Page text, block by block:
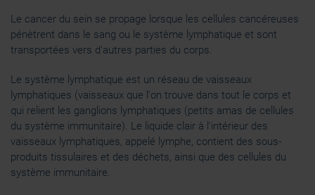
Le cancer du sein se propage lorsque les cellules cancéreuses
pénètrent dans le sang ou le système lymphatique et sont
transportées vers d'autres parties du corps.
Le système lymphatique est un réseau de vaisseaux
lymphatiques (vaisseaux que l'on trouve dans tout le corps et
qui relient les ganglions lymphatiques (petits amas de cellules
du système immunitaire). Le liquide clair à l'intérieur des
vaisseaux lymphatiques, appelé lymphe, contient des sous-
produits tissulaires et des déchets, ainsi que des cellules du
système immunitaire.